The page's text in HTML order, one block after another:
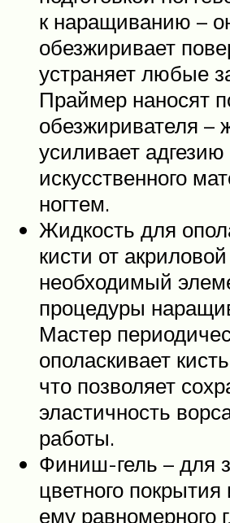
к наращиванию –
обезжиривает
устраняет любые
Праймер наносят
обезжиривателя –
усиливает адгезию
искусственного
ногтем.
Жидкость для
кисти от
необходимый
процедуры
Мастер
ополаскивает
что позволяет
эластичность
работы.
Финиш-гель – для
цветного
ему равномерного